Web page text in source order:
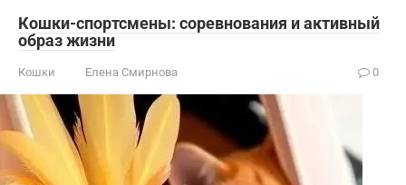
Кошки-спортсмены: соревнования и активный
образ жизни
Кошки Елена Смирнова 0